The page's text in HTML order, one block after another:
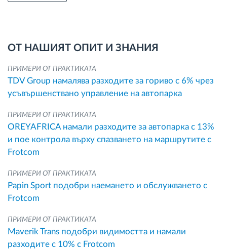
ОТ НАШИЯТ ОПИТ И ЗНАНИЯ
ПРИМЕРИ ОТ ПРАКТИКАТА
TDV Group намалява разходите за гориво с 6% чрез
усъвършенствано управление на автопарка
ПРИМЕРИ ОТ ПРАКТИКАТА
OREYAFRICA намали разходите за автопарка с 13%
и пое контрола върху спазването на маршрутите с
Frotcom
ПРИМЕРИ ОТ ПРАКТИКАТА
Papin Sport подобри наемането и обслужването с
Frotcom
ПРИМЕРИ ОТ ПРАКТИКАТА
Maverik Trans подобри видимостта и намали
разходите с 10% с Frotcom